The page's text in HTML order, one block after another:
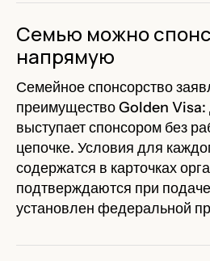
Семью можно
напрямую
Семейное спонсорство
преимущество Golden Visa:
выступает спонсором без
цепочке. Условия для
содержатся в карточках
подтверждаются при
установлен федеральной